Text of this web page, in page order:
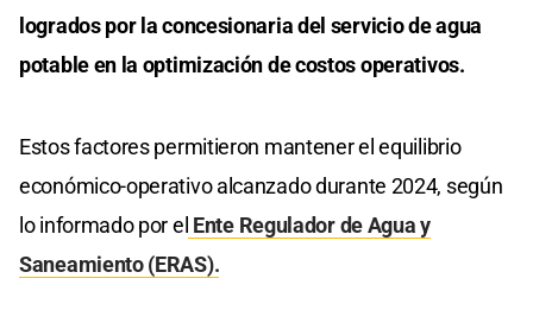
logrados por la concesionaria del servicio de agua
potable en la optimización de costos operativos.
Estos factores permitieron mantener el equilibrio
económico-operativo alcanzado durante 2024, según
lo informado por el Ente Regulador de Agua y
Saneamiento (ERAS).